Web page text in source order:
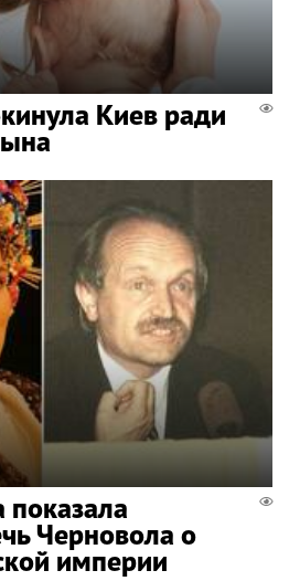
Киев ради
Черновола о
империи